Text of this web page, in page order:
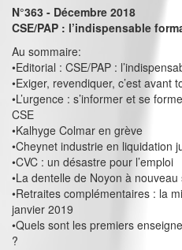
N°363 - Décembre 2018
CSE/PAP : l’indispensable
Au sommaire:
•Editorial : CSE/PAP :
•Exiger, revendiquer, c’est
•L’urgence : s’informer et se
CSE
•Kalhyge Colmar en grève
•Cheynet industrie en liquidation
•CVC : un désastre pour l’emploi
•La dentelle de Noyon à
•Retraites complémentaires : la
janvier 2019
•Quels sont les premiers
?